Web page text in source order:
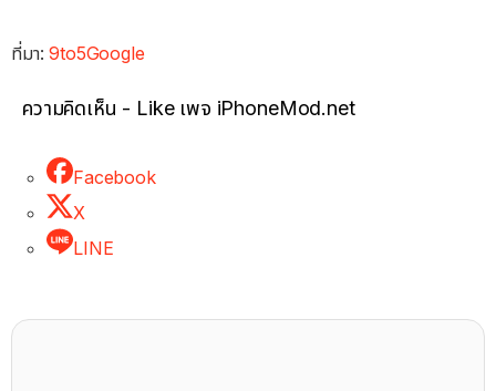
ที่มา:9to5Google
ความคิดเห็น - Like เพจ iPhoneMod.net
Facebook
X
LINE